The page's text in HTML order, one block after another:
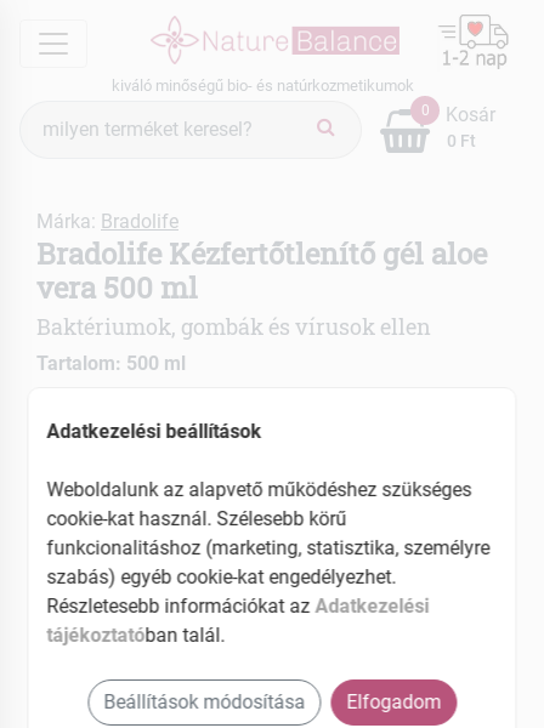
menu
kiváló minőségű bio- és natúrkozmetikumok
keresés
0
0 Ft
Kosár
Márka: Bradolife
Bradolife Kézfertőtlenítő gél aloe
vera 500 ml
Baktériumok, gombák és vírusok ellen
Tartalom: 500 ml
EAN: 5997001770764
Adatkezelési beállítások
Weboldalunk az alapvető működéshez szükséges
cookie-kat használ. Szélesebb körű
funkcionalitáshoz (marketing, statisztika, személyre
szabás) egyéb cookie-kat engedélyezhet.
Részletesebb információkat azAdatkezelési
tájékoztatóban talál.
Beállítások módosítása Elfogadom